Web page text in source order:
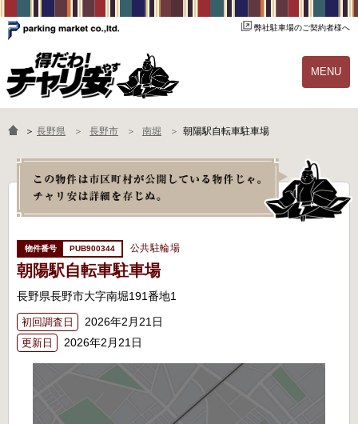
弊社駐車場のご契約者様へ
MENU
物件一覧 ご契約の流れ
よくあるご質問 駐輪場オーナー様へ
＞ 長野県 長野市 南堀 朝陽駅自転車駐車場
PUB900344 公共駐輪場
朝陽駅自転車駐車場
長野県長野市大字南堀191番地1
初回調査日 2026年2月21日
更新日 2026年2月21日